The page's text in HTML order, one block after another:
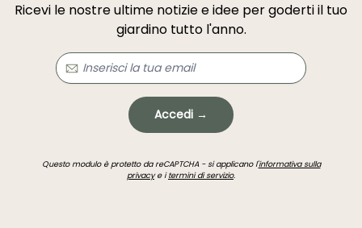
Ricevi le nostre ultime notizie e idee per goderti il tuo
giardino tutto l'anno.
Accedi →
Questo modulo è protetto da reCAPTCHA - si applicano l'informativa sulla
privacye itermini di servizio.